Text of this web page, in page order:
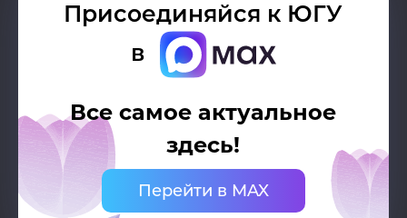
Присоединяйся к ЮГУ
в
Все самое актуальное
здесь!
Перейти в MAX
Поздравляем Александра Васильевича с
успешным прохождением стажировки и
желаем дальнейших успехов.